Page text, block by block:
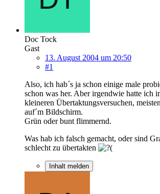
Doc Tock
Gast
13. August 2004 um 20:50
#1
Also, ich hab´s ja schon einige male
schon was her. Aber irgendwie hatte ich
kleineren Übertaktungsversuchen,
auf´m Bildschirm.
Grün oder bunt flimmernd.
Was hab ich falsch gemacht, oder sind
schlecht zu übertakten
Inhalt melden